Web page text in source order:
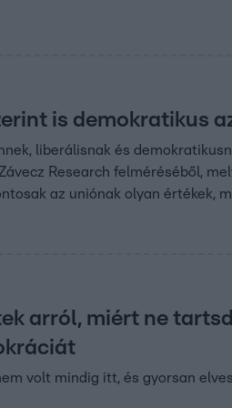
is demokratikus
liberálisnak és
Research felméréséből,
az uniónak olyan értékek,
arról, miért ne
volt mindig itt, és gyorsan